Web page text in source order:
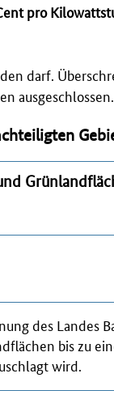
pro
darf.
ausgeschlossen.
des Landes
bis zu
wird.